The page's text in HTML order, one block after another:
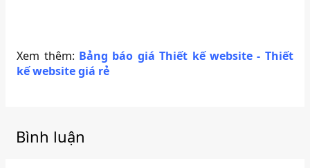
Xem thêm: Bảng báo giá Thiết kế website - Thiết
kế website giá rẻ
Bình luận